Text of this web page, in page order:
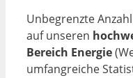
Unbegrenzte
auf unseren
Bereich Energie
umfangreiche